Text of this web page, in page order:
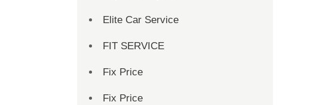
Elite Car Service
FIT SERVICE
Fix Price
Fix Price